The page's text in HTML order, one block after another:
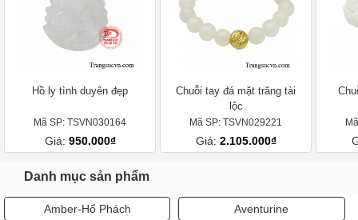
Hồ ly tình duyên đẹp
Mã SP: TSVN030164
Giá: 950.000₫
Chuỗi tay đá mặt trăng tài
lộc
Mã SP: TSVN029221
Giá: 2.105.000₫
Danh mục sản phẩm
Amber-Hổ Phách Aventurine